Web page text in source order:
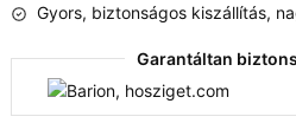
Gyors, biztonságos kiszállítás,
Garantáltan